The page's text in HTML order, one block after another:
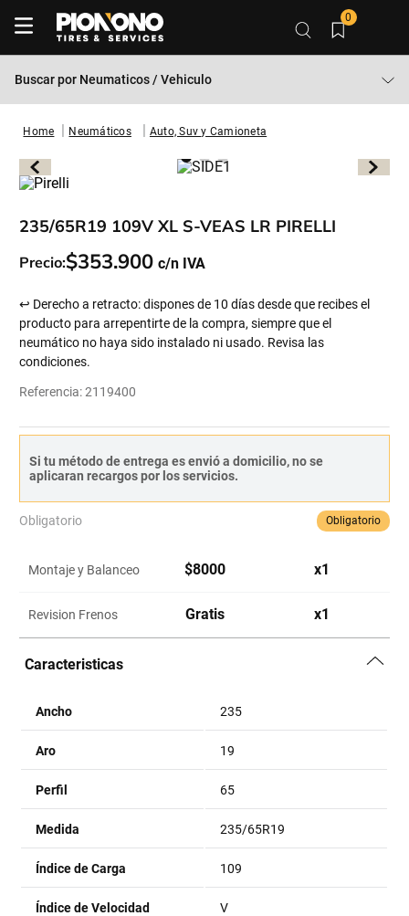
0
Buscar por Neumaticos / Vehiculo
Neumáticos Auto, Suv y Camioneta
235/65R19 109V XL S-VEAS LR PIRELLI
Precio:$353.900
↩ Derecho a retracto: dispones de 10 días desde que recibes el
producto para arrepentirte de la compra, siempre que el
neumático no haya sido instalado ni usado. Revisa las
condiciones.
Referencia:2119400
Si tu método de entrega es envió a domicilio, no se
aplicaran recargos por los servicios.
Obligatorio Obligatorio
Montaje y Balanceo $8000 x1
Revision Frenos Gratis x1
Caracteristicas
Ancho 235
Aro 19
Perfil 65
Medida 235/65R19
Índice de Carga 109
Índice de Velocidad V